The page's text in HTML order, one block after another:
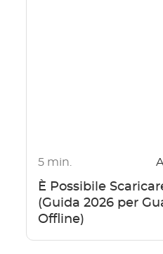
5 min.
È Possibile
(Guida 2026 per
Offline)